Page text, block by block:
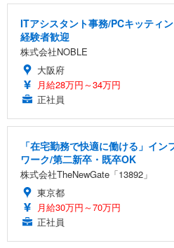
ITアシスタント事務/PCキッティ
経験者歓迎
株式会社NOBLE
大阪府
月給28万円～34万円
正社員
「在宅勤務で快適に働ける」イ
ワーク/第二新卒・既卒OK
株式会社TheNewGate「13892」
東京都
月給30万円～70万円
正社員